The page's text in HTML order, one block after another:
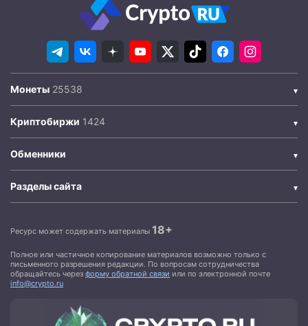
Монеты
Криптобиржи
Обменники
Разделы сайта
Ресурс может содержать материалы 18+
Полное или частичное копирование материалов возможно только с
письменного разрешения редакции. По вопросам сотрудничества
обращайтесь через форму обратной связи или по электронной почте
info@crypto.ru